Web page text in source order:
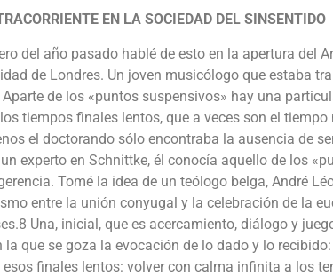
EN LA SOCIEDAD DEL SINSENTIDO
del año pasado hablé de esto en la apertura del
de Londres. Un joven musicólogo que estaba
Aparte de los «puntos suspensivos» hay una
tiempos finales lentos, que a veces son el
el doctorando sólo encontraba la ausencia de
experto en Schnittke, él conocía aquello de los
Tomé la idea de un teólogo belga, André
entre la unión conyugal y la celebración de la
Una, inicial, que es acercamiento, diálogo y
la que se goza la evocación de lo dado y lo
esos finales lentos: volver con calma infinita a los